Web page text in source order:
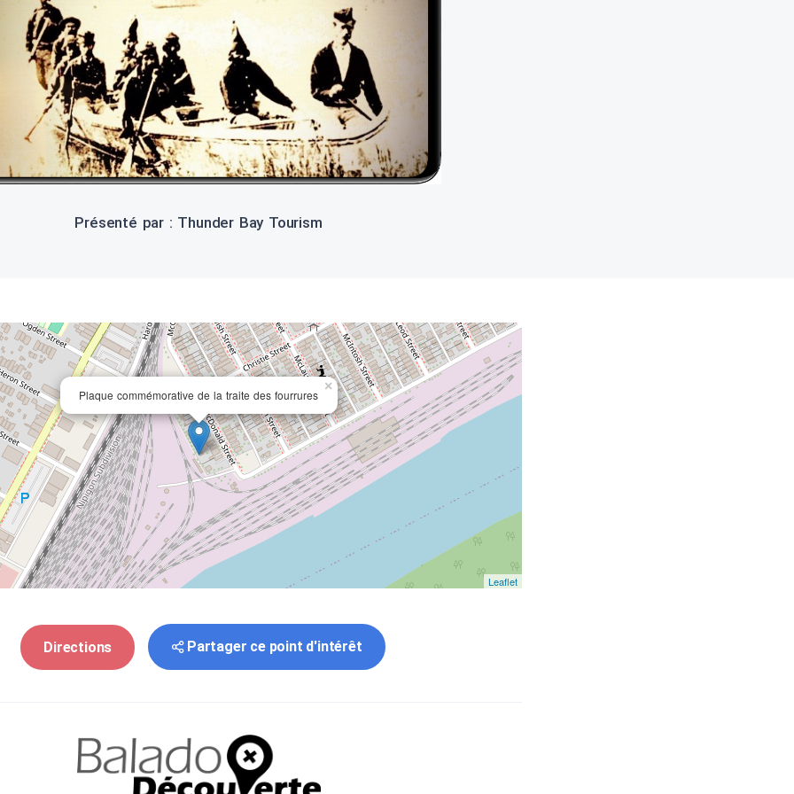
Présenté par : Thunder Bay Tourism
Plaque commémorative de la traite des fourrures
×
Leaflet
Directions Partager ce point d'intérêt